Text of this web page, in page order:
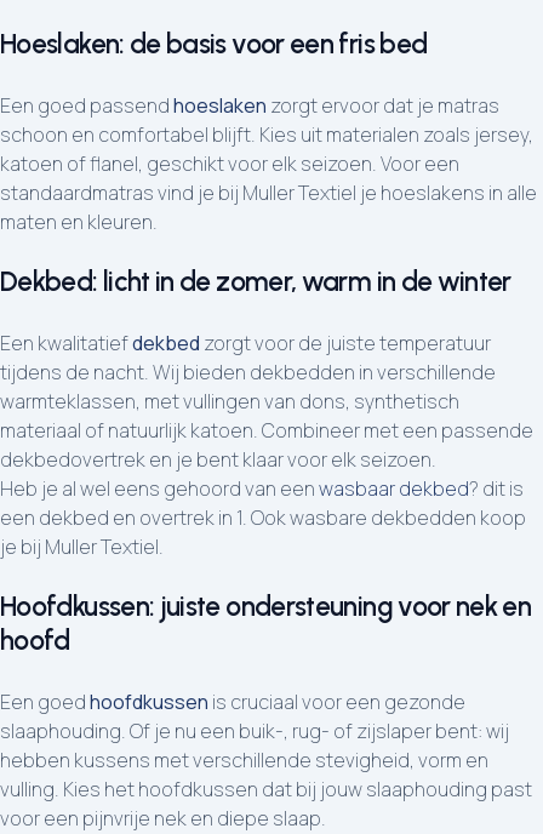
Hoeslaken: de basis voor een fris bed
Een goed passendhoeslaken zorgt ervoor dat je matras
schoon en comfortabel blijft. Kies uit materialen zoals jersey,
katoen of flanel, geschikt voor elk seizoen. Voor een
standaardmatras vind je bij Muller Textiel je hoeslakens in alle
maten en kleuren.
Dekbed: licht in de zomer, warm in de winter
Een kwalitatiefdekbed zorgt voor de juiste temperatuur
tijdens de nacht. Wij bieden dekbedden in verschillende
warmteklassen, met vullingen van dons, synthetisch
materiaal of natuurlijk katoen. Combineer met een passende
dekbedovertrek en je bent klaar voor elk seizoen.
Heb je al wel eens gehoord van eenwasbaar dekbed? dit is
een dekbed en overtrek in 1. Ook wasbare dekbedden koop
je bij Muller Textiel.
Hoofdkussen: juiste ondersteuning voor nek en
hoofd
Een goedhoofdkussen is cruciaal voor een gezonde
slaaphouding. Of je nu een buik-, rug- of zijslaper bent: wij
hebben kussens met verschillende stevigheid, vorm en
vulling. Kies het hoofdkussen dat bij jouw slaaphouding past
voor een pijnvrije nek en diepe slaap.